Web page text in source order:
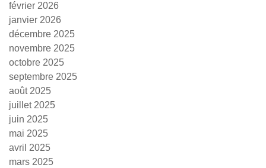
février 2026
janvier 2026
décembre 2025
novembre 2025
octobre 2025
septembre 2025
août 2025
juillet 2025
juin 2025
mai 2025
avril 2025
mars 2025